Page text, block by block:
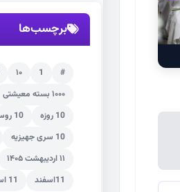
برچسب‌ها
#
1 ۱۰
۱۰۰۰ بسته معیشتی
10 روزه
10 روستا
10 سری جهیزیه
۱۱ اردیبهشت ۱۴۰۵
11اسفند
11 اسفندماه